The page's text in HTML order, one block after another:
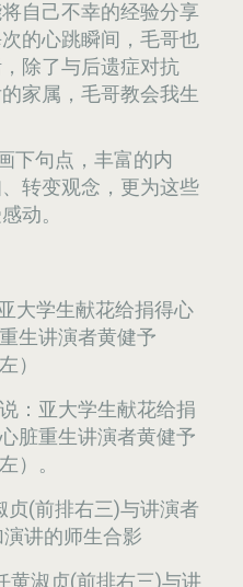
自己不幸的经验分享
的心跳瞬间，毛哥也
除了与后遗症对抗
家属，毛哥教会我生
下句点，丰富的内
转变观念，更为这些
动。
：亚大学生献花给捐
脏重生讲演者黄健予
左）。
黄淑贞(前排右三)与讲